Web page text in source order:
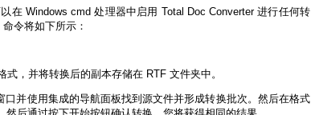
在 Windows cmd 处理器中启用 Total Doc Converter 进行任何转
令将如下所示：
，并将转换后的副本存储在 RTF 文件夹中。
口并使用集成的导航面板找到源文件并形成转换批次。然后在格式